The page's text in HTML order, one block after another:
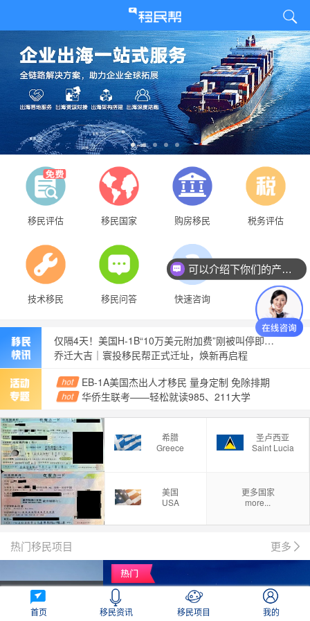
移民评估 移民国家 购房移民 税务评估
技术移民 移民问答 快速咨询
仅隔4天！美国H-1B“10万美元附加费”刚被叫停即遭上诉恢复，目前仍在征收！
乔迁大吉｜寰投移民帮正式迁址，焕新再启程
2026华侨生联考分数线出炉，四年首次降分！
6月30日就截止了，这件事再不做就晚了！
美国留学生要遭罪了！
经营管理签证新规官方32问全解读，3年缓冲期口径明确了
hot EB-1A美国杰出人才移民 量身定制 免除排期
hot 华侨生联考——轻松就读985、211大学
hot 国际银行开户——不出国门，快速办理
hot 海量课程免费听，有钱人的烦恼一网打尽
希腊
Greece
美国
USA
圣卢西亚
Saint Lucia
更多国家
more...
热门移民项目 更多
首页 移民资讯 移民项目 我的